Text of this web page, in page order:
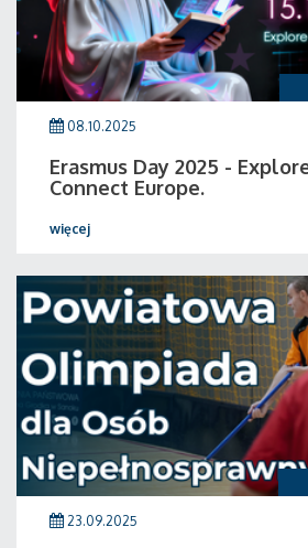
08.10.2025
Erasmus Day 2025 -
Connect Europe.
więcej
23.09.2025